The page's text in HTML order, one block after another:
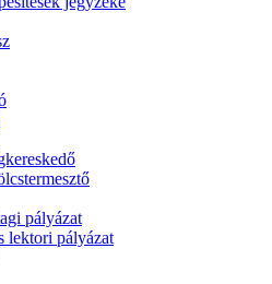
pályázat
lektori pályázat